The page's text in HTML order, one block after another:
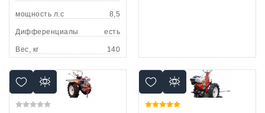
мощность л.с 8,5
Дифференциалы есть
Вес, кг 140